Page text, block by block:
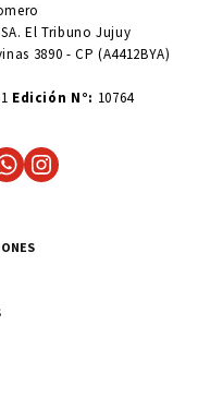
El Tribuno Jujuy
3890 - CP (A4412BYA)
Edición N°: 10764